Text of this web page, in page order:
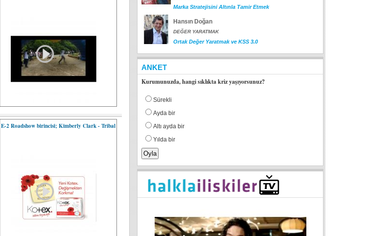
E-2 Roadshow birincisi; Kimberly Clark - Tribal
Marka Stratejisini Altınla Tamir Etmek
Hansın Doğan
DEĞER YARATMAK
Ortak Değer Yaratmak ve KSS 3.0
ANKET
Kurumunuzda, hangi sıklıkta kriz yaşıyorsunuz?
Sürekli
Ayda bir
Altı ayda bir
Yılda bir